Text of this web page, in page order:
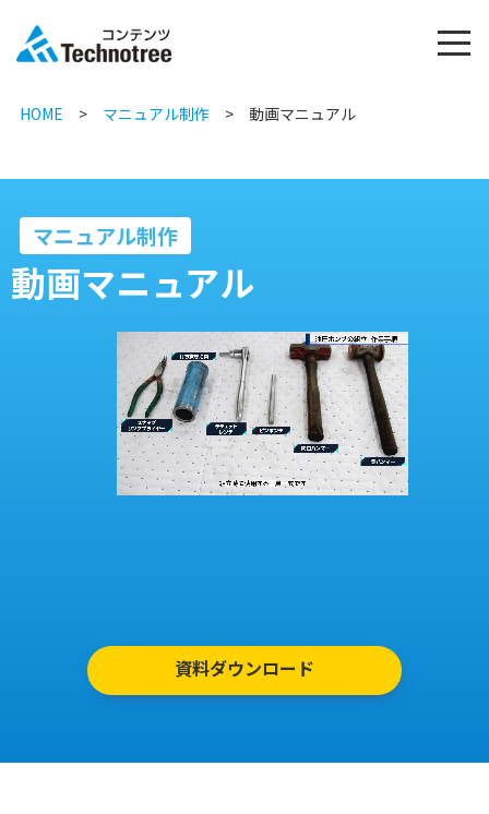
HOME > マニュアル制作 > 動画マニュアル
マニュアル制作
動画マニュアル
資料ダウンロード